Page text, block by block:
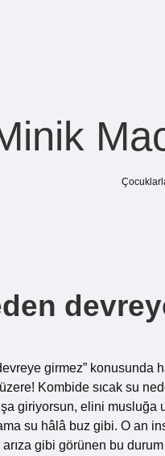
girmez” konusunda
Kombide sıcak su
giriyorsun, elini musluğa
su hâlâ buz gibi. O an
gibi görünen bu